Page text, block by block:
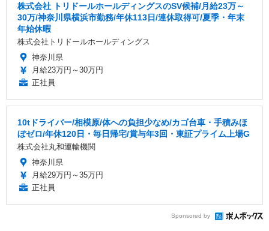
株式会社 トリドールホールディングスのSV候補/月給23万～
30万/神奈川県横浜市勤務/年休113日/連休取得可/夏季・年末
年始休暇
株式会社トリドールホールディングス
神奈川県
月給23万円～30万円
正社員
10tドライバー/相模原/体への負担少なめ/カゴ台車・手積みほ
ぼゼロ/年休120日・毎日帰宅/賞与年3回・東証プライム上場G
株式会社丸和運輸機関
神奈川県
月給29万円～35万円
正社員
Sponsored by